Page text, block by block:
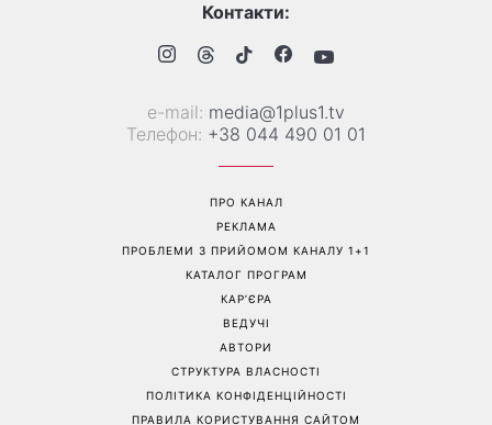
Контакти:
е-mail: media@1plus1.tv
Телефон: +38 044 490 01 01
ПРО КАНАЛ
РЕКЛАМА
ПРОБЛЕМИ З ПРИЙОМОМ КАНАЛУ 1+1
КАТАЛОГ ПРОГРАМ
КАР’ЄРА
ВЕДУЧІ
АВТОРИ
СТРУКТУРА ВЛАСНОСТІ
ПОЛІТИКА КОНФІДЕНЦІЙНОСТІ
ПРАВИЛА КОРИСТУВАННЯ САЙТОМ